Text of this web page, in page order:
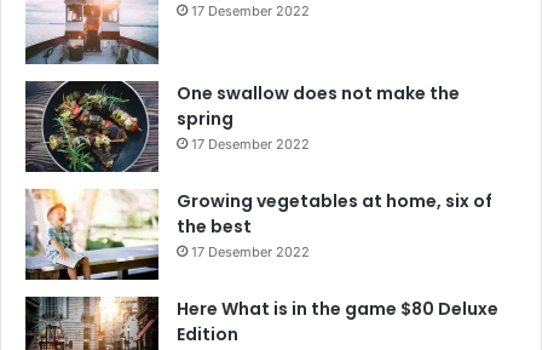
17 Desember 2022
One swallow does not make the
spring
17 Desember 2022
Growing vegetables at home, six of
the best
17 Desember 2022
Here What is in the game $80 Deluxe
Edition